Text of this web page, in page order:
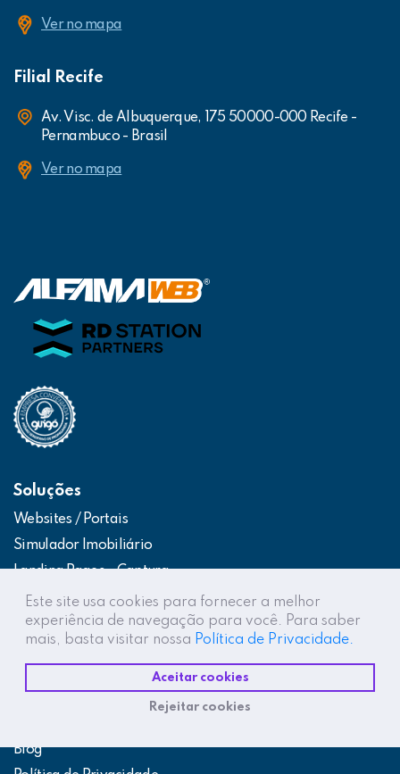
Este site usa cookies para fornecer a melhor
experiência de navegação para você. Para saber
mais, basta visitar nossa Política de Privacidade.
Aceitar cookies
Rejeitar cookies
Ver no mapa
Filial Recife
Av. Visc. de Albuquerque, 175 50000-000 Recife -
Pernambuco - Brasil
Ver no mapa
Soluções
Websites / Portais
Simulador Imobiliário
Landing Pages – Captura
Web App – Portal do Cliente
Intranets / Extranets
Integração Construtor de Vendas
Destaques
Blog